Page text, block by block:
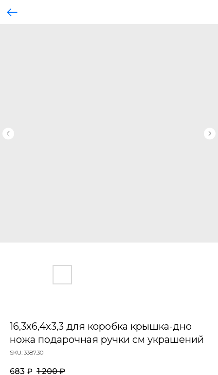
16,3x6,4x3,3 для коробка крышка-дно
ножа подарочная ручки см украшений
SKU: 3387.30
683 ₽ 1 200 ₽